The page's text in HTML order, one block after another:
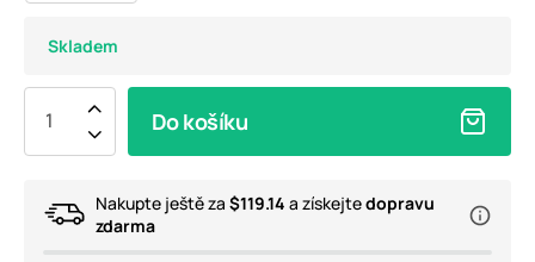
Skladem
Do košíku
Nakupte ještě za $119.14 a získejtedopravu
zdarma